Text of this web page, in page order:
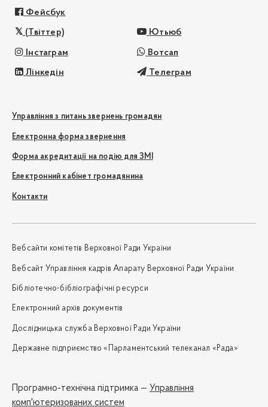
Фейсбук
(Твіттер) Ютьюб
Інстаграм Вотсап
Лінкедін Телеграм
Управління з питань звернень громадян
Електронна форма звернення
Форма акредитації на подію для ЗМІ
Електронний кабінет громадянина
Контакти
Вебсайти комітетів Верховної Ради України
Вебсайт Управління кадрів Апарату Верховної Ради України
Бібліотечно-бібліографічні ресурси
Електронний архів документів
Дослідницька служба Верховної Ради України
Державне підприємство «Парламентський телеканал «Рада»
Програмно-технічна підтримка — Управління
комп'ютеризованих систем